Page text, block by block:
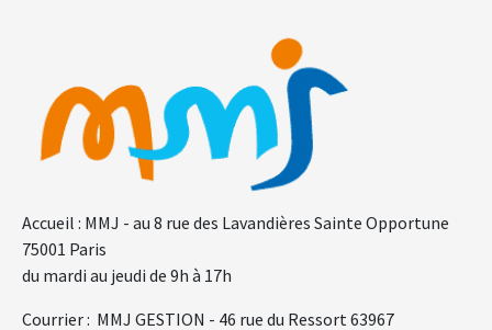
Accueil : MMJ - au 8 rue des Lavandières Sainte Opportune
75001 Paris
du mardi au jeudi de 9h à 17h
Courrier : MMJ GESTION - 46 rue du Ressort 63967